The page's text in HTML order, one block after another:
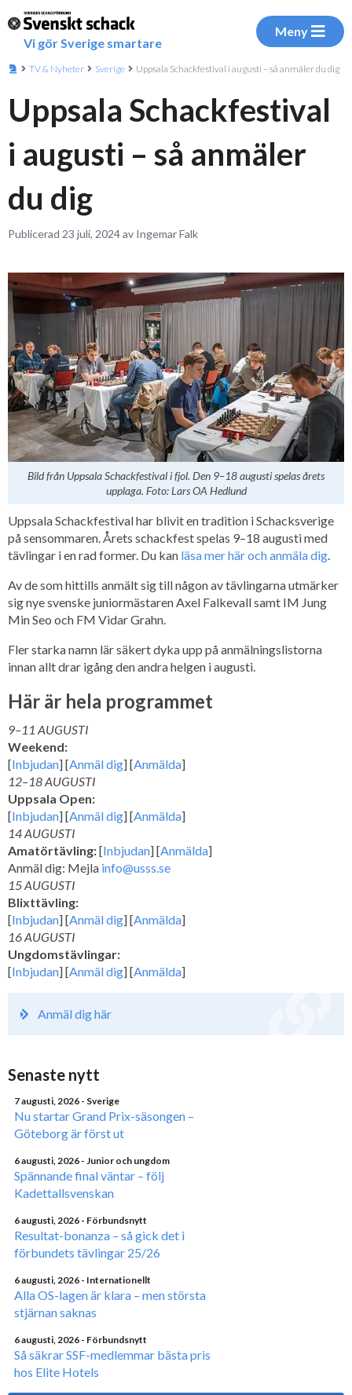
Vi gör Sverige smartare
Meny
TV & Nyheter Sverige Uppsala Schackfestival i augusti – så anmäler du dig
Uppsala Schackfestival
i augusti – så anmäler
du dig
Publicerad 23 juli, 2024 av Ingemar Falk
Bild från Uppsala Schackfestival i fjol. Den 9–18 augusti spelas årets
upplaga. Foto: Lars OA Hedlund
Uppsala Schackfestival har blivit en tradition i Schacksverige
på sensommaren. Årets schackfest spelas 9–18 augusti med
tävlingar i en rad former. Du kan läsa mer här och anmäla dig.
Av de som hittills anmält sig till någon av tävlingarna utmärker
sig nye svenske juniormästaren Axel Falkevall samt IM Jung
Min Seo och FM Vidar Grahn.
Fler starka namn lär säkert dyka upp på anmälningslistorna
innan allt drar igång den andra helgen i augusti.
Här är hela programmet
9–11 AUGUSTI
Weekend:
[Inbjudan] [Anmäl dig] [Anmälda]
12–18 AUGUSTI
Uppsala Open:
[Inbjudan] [Anmäl dig] [Anmälda]
14 AUGUSTI
Amatörtävling:[Inbjudan] [Anmälda]
Anmäl dig: Mejla info@usss.se
15 AUGUSTI
Blixttävling:
[Inbjudan] [Anmäl dig] [Anmälda]
16 AUGUSTI
Ungdomstävlingar:
[Inbjudan] [Anmäl dig] [Anmälda]
Anmäl dig här
Senaste nytt
7 augusti, 2026 - Sverige
Nu startar Grand Prix-säsongen –
Göteborg är först ut
6 augusti, 2026 - Junior och ungdom
Spännande final väntar – följ
Kadettallsvenskan
6 augusti, 2026 - Förbundsnytt
Resultat-bonanza – så gick det i
förbundets tävlingar 25/26
6 augusti, 2026 - Internationellt
Alla OS-lagen är klara – men största
stjärnan saknas
6 augusti, 2026 - Förbundsnytt
Så säkrar SSF-medlemmar bästa pris
hos Elite Hotels